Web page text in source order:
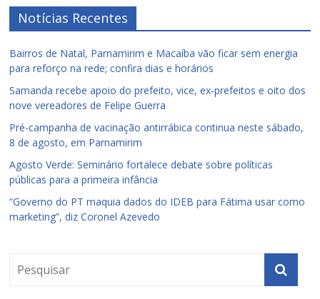
Notícias Recentes
Bairros de Natal, Parnamirim e Macaíba vão ficar sem energia
para reforço na rede; confira dias e horários
Samanda recebe apoio do prefeito, vice, ex-prefeitos e oito dos
nove vereadores de Felipe Guerra
Pré-campanha de vacinação antirrábica continua neste sábado,
8 de agosto, em Parnamirim
Agosto Verde: Seminário fortalece debate sobre políticas
públicas para a primeira infância
“Governo do PT maquia dados do IDEB para Fátima usar como
marketing”, diz Coronel Azevedo